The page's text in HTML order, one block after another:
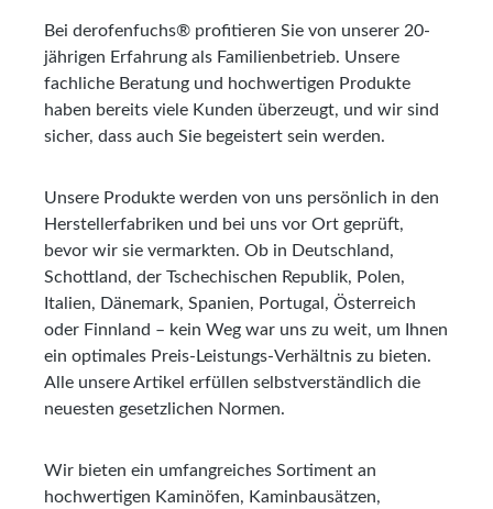
Bei derofenfuchs® profitieren Sie von unserer 20-
jährigen Erfahrung als Familienbetrieb. Unsere
fachliche Beratung und hochwertigen Produkte
haben bereits viele Kunden überzeugt, und wir sind
sicher, dass auch Sie begeistert sein werden.
Unsere Produkte werden von uns persönlich in den
Herstellerfabriken und bei uns vor Ort geprüft,
bevor wir sie vermarkten. Ob in Deutschland,
Schottland, der Tschechischen Republik, Polen,
Italien, Dänemark, Spanien, Portugal, Österreich
oder Finnland – kein Weg war uns zu weit, um Ihnen
ein optimales Preis-Leistungs-Verhältnis zu bieten.
Alle unsere Artikel erfüllen selbstverständlich die
neuesten gesetzlichen Normen.
Wir bieten ein umfangreiches Sortiment an
hochwertigen Kaminöfen, Kaminbausätzen,